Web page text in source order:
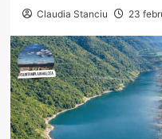
Claudia Stanciu 23